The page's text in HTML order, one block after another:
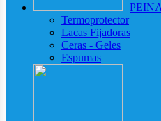
Termoprotector
Lacas Fijadoras
Ceras - Geles
Espumas